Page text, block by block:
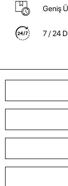
Geniş
7 / 24